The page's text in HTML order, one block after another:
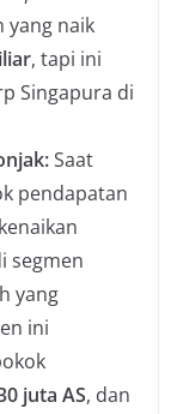
yang naik
, tapi ini
Singapura di
Saat
pendapatan
segmen
yang
ini
juta AS, dan